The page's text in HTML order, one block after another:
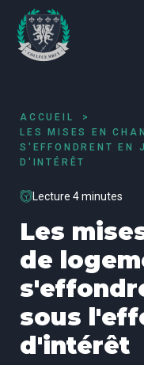
ACCUEIL
LES MISES EN
S'EFFONDRENT EN
D'INTÉRÊT
Lecture 4 minutes
Les
de
sous
d'intérêt